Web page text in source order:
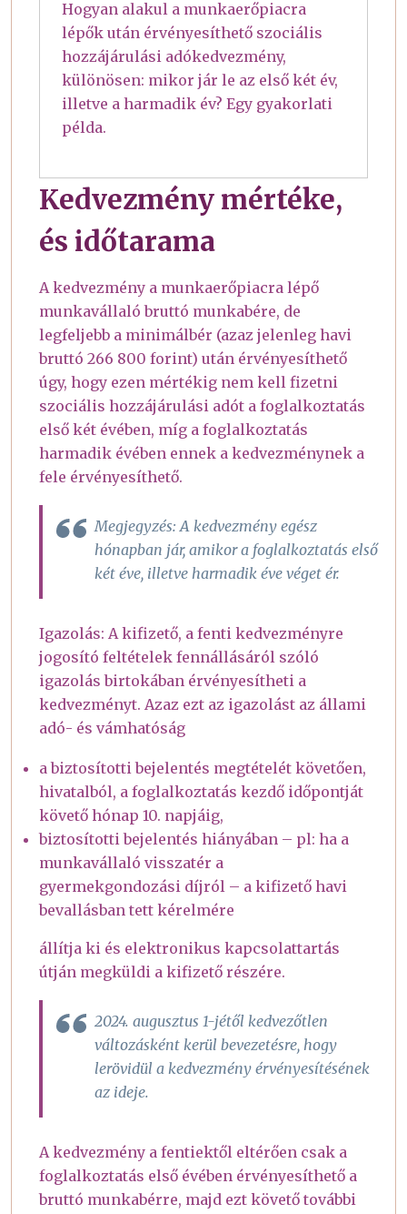
Hogyan alakul a munkaerőpiacra
lépők után érvényesíthető szociális
hozzájárulási adókedvezmény,
különösen: mikor jár le az első két év,
illetve a harmadik év? Egy gyakorlati
példa.
Kedvezmény mértéke,
és időtarama
A kedvezmény a munkaerőpiacra lépő
munkavállaló bruttó munkabére, de
legfeljebb a minimálbér (azaz jelenleg havi
bruttó 266 800 forint) után érvényesíthető
úgy, hogy ezen mértékig nem kell fizetni
szociális hozzájárulási adót a foglalkoztatás
első két évében, míg a foglalkoztatás
harmadik évében ennek a kedvezménynek a
fele érvényesíthető.
Megjegyzés: A kedvezmény egész
hónapban jár, amikor a foglalkoztatás első
két éve, illetve harmadik éve véget ér.
Igazolás: A kifizető, a fenti kedvezményre
jogosító feltételek fennállásáról szóló
igazolás birtokában érvényesítheti a
kedvezményt. Azaz ezt az igazolást az állami
adó- és vámhatóság
a biztosítotti bejelentés megtételét követően,
hivatalból, a foglalkoztatás kezdő időpontját
követő hónap 10. napjáig,
biztosítotti bejelentés hiányában – pl: ha a
munkavállaló visszatér a
gyermekgondozási díjról – a kifizető havi
bevallásban tett kérelmére
állítja ki és elektronikus kapcsolattartás
útján megküldi a kifizető részére.
2024. augusztus 1-jétől kedvezőtlen
változásként kerül bevezetésre, hogy
lerövidül a kedvezmény érvényesítésének
az ideje.
A kedvezmény a fentiektől eltérően csak a
foglalkoztatás első évében érvényesíthető a
bruttó munkabérre, majd ezt követő további